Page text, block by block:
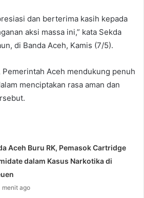
dan berterima kasih kepada
aksi massa ini,” kata Sekda
di Banda Aceh, Kamis (7/5).
Pemerintah Aceh mendukung penuh
menciptakan rasa aman dan
Aceh Buru RK, Pemasok Cartridge
dalam Kasus Narkotika di
menit ago